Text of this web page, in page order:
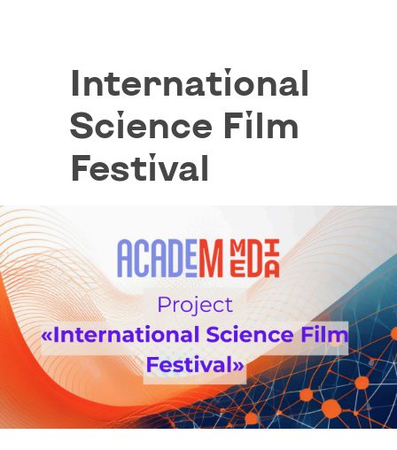
International
Science Film
Festival